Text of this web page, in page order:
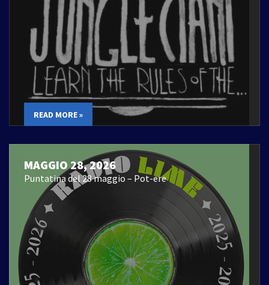
READ MORE »
MAGGIO 28, 2026
Puntatina del 28 maggio – Pot-ere